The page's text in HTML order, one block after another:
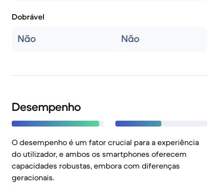
Dobrável
Não Não
Desempenho
O desempenho é um fator crucial para a experiência
do utilizador, e ambos os smartphones oferecem
capacidades robustas, embora com diferenças
geracionais.